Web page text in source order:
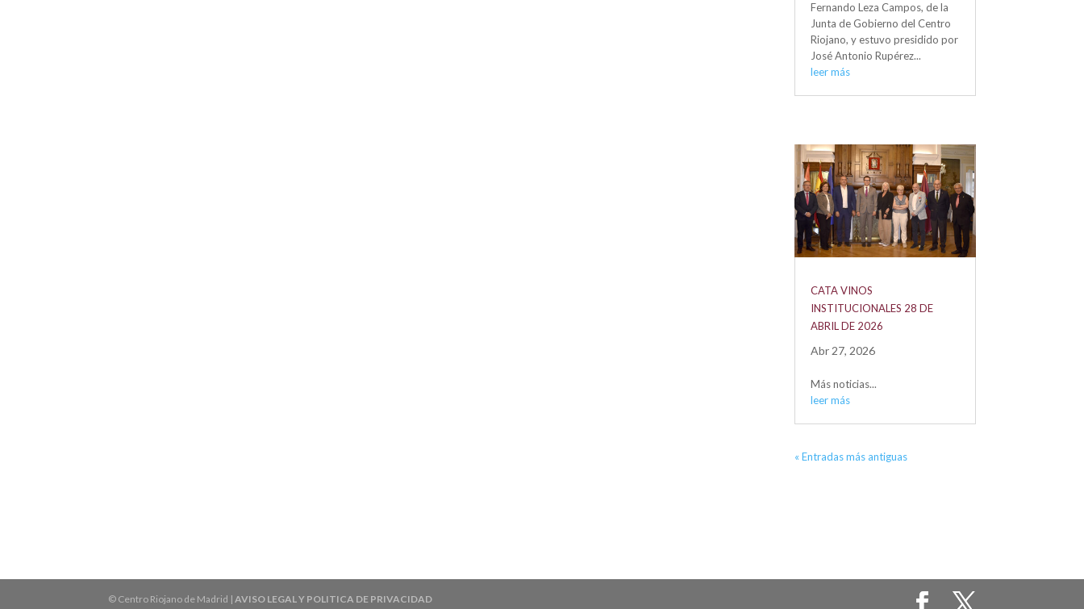
Fernando Leza Campos, de la
Junta de Gobierno del Centro
Riojano, y estuvo presidido por
José Antonio Rupérez...
leer más
CATA VINOS
INSTITUCIONALES 28 DE
ABRIL DE 2026
Abr 27, 2026
Más noticias...
leer más
« Entradas más antiguas
© Centro Riojano de Madrid |AVISO LEGAL Y POLITICA DE PRIVACIDAD